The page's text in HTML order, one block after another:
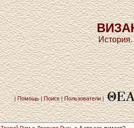
|Помощь|Поиск|Пользователи|